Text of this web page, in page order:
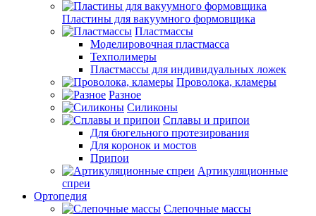
Пластины для вакуумного формовщика
Пластмассы
Моделировочная пластмасса
Техполимеры
Пластмассы для индивидуальных ложек
Проволока, кламеры
Разное
Силиконы
Сплавы и припои
Для бюгельного протезирования
Для коронок и мостов
Припои
Артикуляционные
спреи
Ортопедия
Слепочные массы